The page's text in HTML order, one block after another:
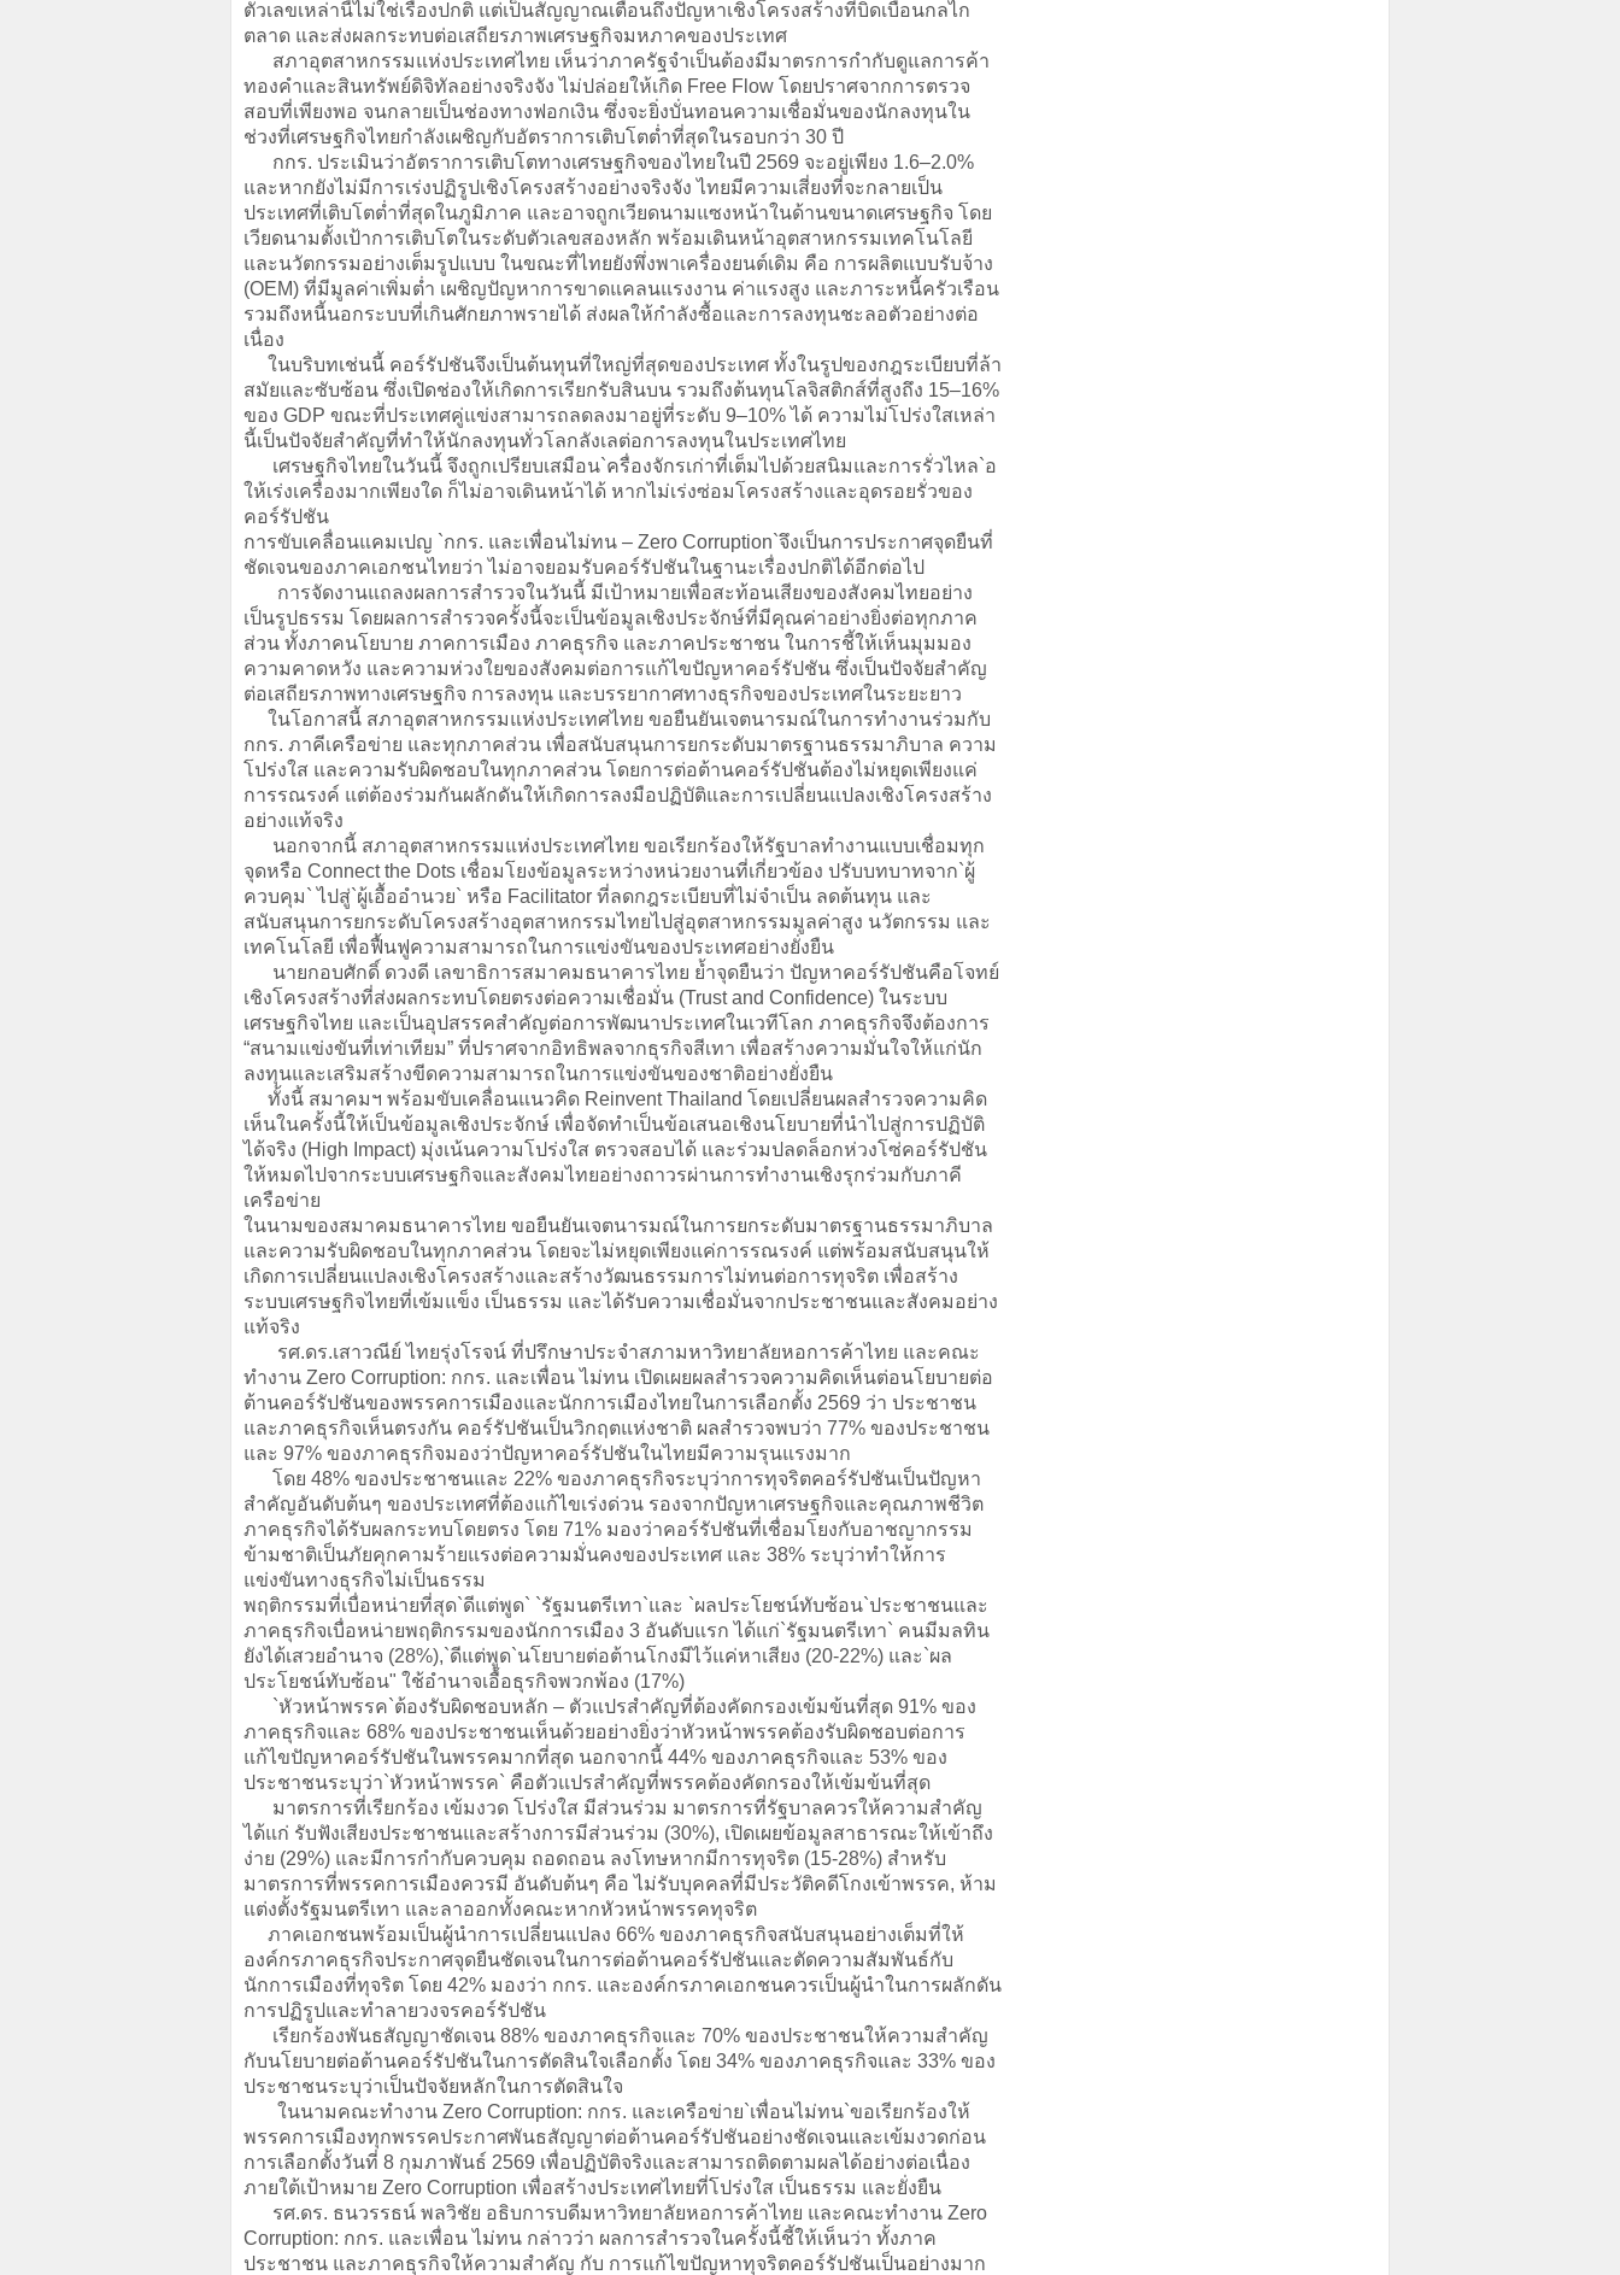
ตัวเลขเหล่านี้ไม่ใช่เรื่องปกติ แต่เป็นสัญญาณเตือนถึงปัญหาเชิงโครงสร้างที่บิดเบือนกลไก
ตลาด และส่งผลกระทบต่อเสถียรภาพเศรษฐกิจมหภาคของประเทศ
สภาอุตสาหกรรมแห่งประเทศไทย เห็นว่าภาครัฐจำเป็นต้องมีมาตรการกำกับดูแลการค้า
ทองคำและสินทรัพย์ดิจิทัลอย่างจริงจัง ไม่ปล่อยให้เกิด Free Flow โดยปราศจากการตรวจ
สอบที่เพียงพอ จนกลายเป็นช่องทางฟอกเงิน ซึ่งจะยิ่งบั่นทอนความเชื่อมั่นของนักลงทุนใน
ช่วงที่เศรษฐกิจไทยกำลังเผชิญกับอัตราการเติบโตต่ำที่สุดในรอบกว่า 30 ปี
กกร. ประเมินว่าอัตราการเติบโตทางเศรษฐกิจของไทยในปี 2569 จะอยู่เพียง 1.6–2.0%
และหากยังไม่มีการเร่งปฏิรูปเชิงโครงสร้างอย่างจริงจัง ไทยมีความเสี่ยงที่จะกลายเป็น
ประเทศที่เติบโตต่ำที่สุดในภูมิภาค และอาจถูกเวียดนามแซงหน้าในด้านขนาดเศรษฐกิจ โดย
เวียดนามตั้งเป้าการเติบโตในระดับตัวเลขสองหลัก พร้อมเดินหน้าอุตสาหกรรมเทคโนโลยี
และนวัตกรรมอย่างเต็มรูปแบบ ในขณะที่ไทยยังพึ่งพาเครื่องยนต์เดิม คือ การผลิตแบบรับจ้าง
(OEM) ที่มีมูลค่าเพิ่มต่ำ เผชิญปัญหาการขาดแคลนแรงงาน ค่าแรงสูง และภาระหนี้ครัวเรือน
รวมถึงหนี้นอกระบบที่เกินศักยภาพรายได้ ส่งผลให้กำลังซื้อและการลงทุนชะลอตัวอย่างต่อ
เนื่อง
ในบริบทเช่นนี้ คอร์รัปชันจึงเป็นต้นทุนที่ใหญ่ที่สุดของประเทศ ทั้งในรูปของกฎระเบียบที่ล้า
สมัยและซับซ้อน ซึ่งเปิดช่องให้เกิดการเรียกรับสินบน รวมถึงต้นทุนโลจิสติกส์ที่สูงถึง 15–16%
ของ GDP ขณะที่ประเทศคู่แข่งสามารถลดลงมาอยู่ที่ระดับ 9–10% ได้ ความไม่โปร่งใสเหล่า
นี้เป็นปัจจัยสำคัญที่ทำให้นักลงทุนทั่วโลกลังเลต่อการลงทุนในประเทศไทย
เศรษฐกิจไทยในวันนี้ จึงถูกเปรียบเสมือน`ครื่องจักรเก่าที่เต็มไปด้วยสนิมและการรั่วไหล`อ
ให้เร่งเครื่องมากเพียงใด ก็ไม่อาจเดินหน้าได้ หากไม่เร่งซ่อมโครงสร้างและอุดรอยรั่วของ
คอร์รัปชัน
การขับเคลื่อนแคมเปญ `กกร. และเพื่อนไม่ทน – Zero Corruption`จึงเป็นการประกาศจุดยืนที่
ชัดเจนของภาคเอกชนไทยว่า ไม่อาจยอมรับคอร์รัปชันในฐานะเรื่องปกติได้อีกต่อไป
การจัดงานแถลงผลการสำรวจในวันนี้ มีเป้าหมายเพื่อสะท้อนเสียงของสังคมไทยอย่าง
เป็นรูปธรรม โดยผลการสำรวจครั้งนี้จะเป็นข้อมูลเชิงประจักษ์ที่มีคุณค่าอย่างยิ่งต่อทุกภาค
ส่วน ทั้งภาคนโยบาย ภาคการเมือง ภาคธุรกิจ และภาคประชาชน ในการชี้ให้เห็นมุมมอง
ความคาดหวัง และความห่วงใยของสังคมต่อการแก้ไขปัญหาคอร์รัปชัน ซึ่งเป็นปัจจัยสำคัญ
ต่อเสถียรภาพทางเศรษฐกิจ การลงทุน และบรรยากาศทางธุรกิจของประเทศในระยะยาว
ในโอกาสนี้ สภาอุตสาหกรรมแห่งประเทศไทย ขอยืนยันเจตนารมณ์ในการทำงานร่วมกับ
กกร. ภาคีเครือข่าย และทุกภาคส่วน เพื่อสนับสนุนการยกระดับมาตรฐานธรรมาภิบาล ความ
โปร่งใส และความรับผิดชอบในทุกภาคส่วน โดยการต่อต้านคอร์รัปชันต้องไม่หยุดเพียงแค่
การรณรงค์ แต่ต้องร่วมกันผลักดันให้เกิดการลงมือปฏิบัติและการเปลี่ยนแปลงเชิงโครงสร้าง
อย่างแท้จริง
นอกจากนี้ สภาอุตสาหกรรมแห่งประเทศไทย ขอเรียกร้องให้รัฐบาลทำงานแบบเชื่อมทุก
จุดหรือ Connect the Dots เชื่อมโยงข้อมูลระหว่างหน่วยงานที่เกี่ยวข้อง ปรับบทบาทจาก`ผู้
ควบคุม` ไปสู่`ผู้เอื้ออำนวย` หรือ Facilitator ที่ลดกฎระเบียบที่ไม่จำเป็น ลดต้นทุน และ
สนับสนุนการยกระดับโครงสร้างอุตสาหกรรมไทยไปสู่อุตสาหกรรมมูลค่าสูง นวัตกรรม และ
เทคโนโลยี เพื่อฟื้นฟูความสามารถในการแข่งขันของประเทศอย่างยั่งยืน
นายกอบศักดิ์ ดวงดี เลขาธิการสมาคมธนาคารไทย ย้ำจุดยืนว่า ปัญหาคอร์รัปชันคือโจทย์
เชิงโครงสร้างที่ส่งผลกระทบโดยตรงต่อความเชื่อมั่น (Trust and Confidence) ในระบบ
เศรษฐกิจไทย และเป็นอุปสรรคสำคัญต่อการพัฒนาประเทศในเวทีโลก ภาคธุรกิจจึงต้องการ
“สนามแข่งขันที่เท่าเทียม” ที่ปราศจากอิทธิพลจากธุรกิจสีเทา เพื่อสร้างความมั่นใจให้แก่นัก
ลงทุนและเสริมสร้างขีดความสามารถในการแข่งขันของชาติอย่างยั่งยืน
ทั้งนี้ สมาคมฯ พร้อมขับเคลื่อนแนวคิด Reinvent Thailand โดยเปลี่ยนผลสำรวจความคิด
เห็นในครั้งนี้ให้เป็นข้อมูลเชิงประจักษ์ เพื่อจัดทำเป็นข้อเสนอเชิงนโยบายที่นำไปสู่การปฏิบัติ
ได้จริง (High Impact) มุ่งเน้นความโปร่งใส ตรวจสอบได้ และร่วมปลดล็อกห่วงโซ่คอร์รัปชัน
ให้หมดไปจากระบบเศรษฐกิจและสังคมไทยอย่างถาวรผ่านการทำงานเชิงรุกร่วมกับภาคี
เครือข่าย
ในนามของสมาคมธนาคารไทย ขอยืนยันเจตนารมณ์ในการยกระดับมาตรฐานธรรมาภิบาล
และความรับผิดชอบในทุกภาคส่วน โดยจะไม่หยุดเพียงแค่การรณรงค์ แต่พร้อมสนับสนุนให้
เกิดการเปลี่ยนแปลงเชิงโครงสร้างและสร้างวัฒนธรรมการไม่ทนต่อการทุจริต เพื่อสร้าง
ระบบเศรษฐกิจไทยที่เข้มแข็ง เป็นธรรม และได้รับความเชื่อมั่นจากประชาชนและสังคมอย่าง
แท้จริง
รศ.ดร.เสาวณีย์ ไทยรุ่งโรจน์ ที่ปรึกษาประจำสภามหาวิทยาลัยหอการค้าไทย และคณะ
ทำงาน Zero Corruption: กกร. และเพื่อน ไม่ทน เปิดเผยผลสำรวจความคิดเห็นต่อนโยบายต่อ
ต้านคอร์รัปชันของพรรคการเมืองและนักการเมืองไทยในการเลือกตั้ง 2569 ว่า ประชาชน
และภาคธุรกิจเห็นตรงกัน คอร์รัปชันเป็นวิกฤตแห่งชาติ ผลสำรวจพบว่า 77% ของประชาชน
และ 97% ของภาคธุรกิจมองว่าปัญหาคอร์รัปชันในไทยมีความรุนแรงมาก
โดย 48% ของประชาชนและ 22% ของภาคธุรกิจระบุว่าการทุจริตคอร์รัปชันเป็นปัญหา
สำคัญอันดับต้นๆ ของประเทศที่ต้องแก้ไขเร่งด่วน รองจากปัญหาเศรษฐกิจและคุณภาพชีวิต
ภาคธุรกิจได้รับผลกระทบโดยตรง โดย 71% มองว่าคอร์รัปชันที่เชื่อมโยงกับอาชญากรรม
ข้ามชาติเป็นภัยคุกคามร้ายแรงต่อความมั่นคงของประเทศ และ 38% ระบุว่าทำให้การ
แข่งขันทางธุรกิจไม่เป็นธรรม
พฤติกรรมที่เบื่อหน่ายที่สุด`ดีแต่พูด` `รัฐมนตรีเทา`และ `ผลประโยชน์ทับซ้อน`ประชาชนและ
ภาคธุรกิจเบื่อหน่ายพฤติกรรมของนักการเมือง 3 อันดับแรก ได้แก่`รัฐมนตรีเทา` คนมีมลทิน
ยังได้เสวยอำนาจ (28%),`ดีแต่พูด`นโยบายต่อต้านโกงมีไว้แค่หาเสียง (20-22%) และ`ผล
ประโยชน์ทับซ้อน" ใช้อำนาจเอื้อธุรกิจพวกพ้อง (17%)
`หัวหน้าพรรค`ต้องรับผิดชอบหลัก – ตัวแปรสำคัญที่ต้องคัดกรองเข้มข้นที่สุด 91% ของ
ภาคธุรกิจและ 68% ของประชาชนเห็นด้วยอย่างยิ่งว่าหัวหน้าพรรคต้องรับผิดชอบต่อการ
แก้ไขปัญหาคอร์รัปชันในพรรคมากที่สุด นอกจากนี้ 44% ของภาคธุรกิจและ 53% ของ
ประชาชนระบุว่า`หัวหน้าพรรค` คือตัวแปรสำคัญที่พรรคต้องคัดกรองให้เข้มข้นที่สุด
มาตรการที่เรียกร้อง เข้มงวด โปร่งใส มีส่วนร่วม มาตรการที่รัฐบาลควรให้ความสำคัญ
ได้แก่ รับฟังเสียงประชาชนและสร้างการมีส่วนร่วม (30%), เปิดเผยข้อมูลสาธารณะให้เข้าถึง
ง่าย (29%) และมีการกำกับควบคุม ถอดถอน ลงโทษหากมีการทุจริต (15-28%) สำหรับ
มาตรการที่พรรคการเมืองควรมี อันดับต้นๆ คือ ไม่รับบุคคลที่มีประวัติคดีโกงเข้าพรรค, ห้าม
แต่งตั้งรัฐมนตรีเทา และลาออกทั้งคณะหากหัวหน้าพรรคทุจริต
ภาคเอกชนพร้อมเป็นผู้นำการเปลี่ยนแปลง 66% ของภาคธุรกิจสนับสนุนอย่างเต็มที่ให้
องค์กรภาคธุรกิจประกาศจุดยืนชัดเจนในการต่อต้านคอร์รัปชันและตัดความสัมพันธ์กับ
นักการเมืองที่ทุจริต โดย 42% มองว่า กกร. และองค์กรภาคเอกชนควรเป็นผู้นำในการผลักดัน
การปฏิรูปและทำลายวงจรคอร์รัปชัน
เรียกร้องพันธสัญญาชัดเจน 88% ของภาคธุรกิจและ 70% ของประชาชนให้ความสำคัญ
กับนโยบายต่อต้านคอร์รัปชันในการตัดสินใจเลือกตั้ง โดย 34% ของภาคธุรกิจและ 33% ของ
ประชาชนระบุว่าเป็นปัจจัยหลักในการตัดสินใจ
ในนามคณะทำงาน Zero Corruption: กกร. และเครือข่าย`เพื่อนไม่ทน`ขอเรียกร้องให้
พรรคการเมืองทุกพรรคประกาศพันธสัญญาต่อต้านคอร์รัปชันอย่างชัดเจนและเข้มงวดก่อน
การเลือกตั้งวันที่ 8 กุมภาพันธ์ 2569 เพื่อปฏิบัติจริงและสามารถติดตามผลได้อย่างต่อเนื่อง
ภายใต้เป้าหมาย Zero Corruption เพื่อสร้างประเทศไทยที่โปร่งใส เป็นธรรม และยั่งยืน
รศ.ดร. ธนวรรธน์ พลวิชัย อธิบการบดีมหาวิทยาลัยหอการค้าไทย และคณะทำงาน Zero
Corruption: กกร. และเพื่อน ไม่ทน กล่าวว่า ผลการสำรวจในครั้งนี้ชี้ให้เห็นว่า ทั้งภาค
ประชาชน และภาคธุรกิจให้ความสำคัญ กับ การแก้ไขปัญหาทุจริตคอร์รัปชันเป็นอย่างมาก